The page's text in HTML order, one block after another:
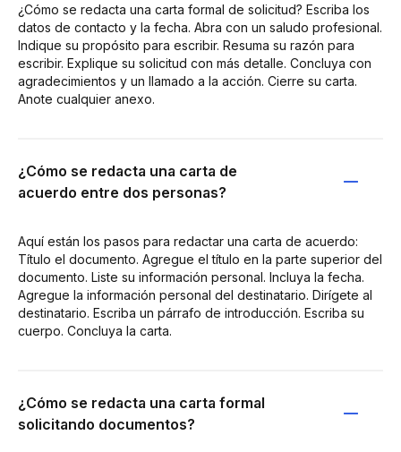
¿Cómo se redacta una carta formal de solicitud? Escriba los
datos de contacto y la fecha. Abra con un saludo profesional.
Indique su propósito para escribir. Resuma su razón para
escribir. Explique su solicitud con más detalle. Concluya con
agradecimientos y un llamado a la acción. Cierre su carta.
Anote cualquier anexo.
¿Cómo se redacta una carta de
acuerdo entre dos personas?
Aquí están los pasos para redactar una carta de acuerdo:
Título el documento. Agregue el título en la parte superior del
documento. Liste su información personal. Incluya la fecha.
Agregue la información personal del destinatario. Dirígete al
destinatario. Escriba un párrafo de introducción. Escriba su
cuerpo. Concluya la carta.
¿Cómo se redacta una carta formal
solicitando documentos?